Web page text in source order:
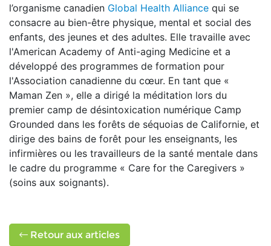
l’organisme canadien Global Health Alliance qui se
consacre au bien-être physique, mental et social des
enfants, des jeunes et des adultes. Elle travaille avec
l'American Academy of Anti-aging Medicine et a
développé des programmes de formation pour
l'Association canadienne du cœur. En tant que «
Maman Zen », elle a dirigé la méditation lors du
premier camp de désintoxication numérique Camp
Grounded dans les forêts de séquoias de Californie, et
dirige des bains de forêt pour les enseignants, les
infirmières ou les travailleurs de la santé mentale dans
le cadre du programme « Care for the Caregivers »
(soins aux soignants).
Retour aux articles